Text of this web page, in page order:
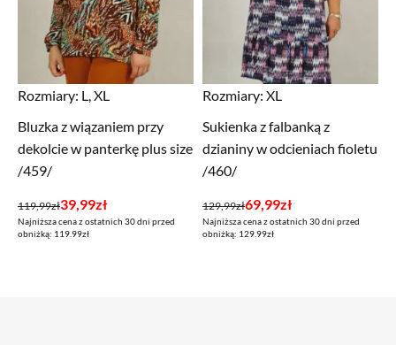
Rozmiary: L, XL
Bluzka z wiązaniem przy
dekolcie w panterkę plus size
/459/
119,99zł
Pierwotna
cena
39,99zł
Aktualna
cena
Najniższa cena z ostatnich 30 dni przed
obniżką: 119.99zł
Rozmiary: XL
Sukienka z falbanką z
dzianiny w odcieniach fioletu
/460/
129,99zł
Pierwotna
cena
69,99zł
Aktualna
cena
Najniższa cena z ostatnich 30 dni przed
obniżką: 129.99zł